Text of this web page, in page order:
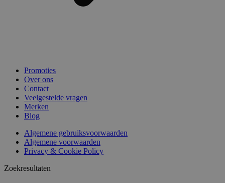
Promoties
Over ons
Contact
Veelgestelde vragen
Merken
Blog
Algemene gebruiksvoorwaarden
Algemene voorwaarden
Privacy & Cookie Policy
Zoekresultaten